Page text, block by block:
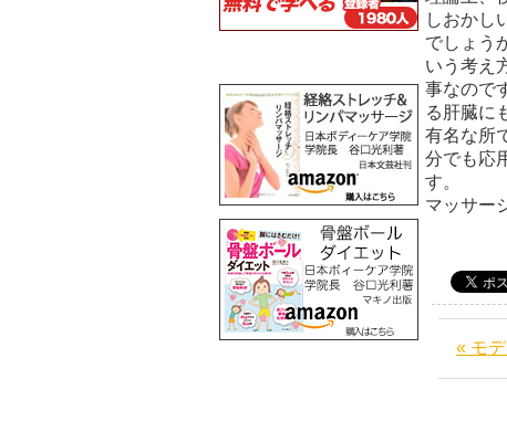
しおかし
でしょう
いう考え
事なので
る肝臓に
有名な所
分でも応
マッサー
« モ